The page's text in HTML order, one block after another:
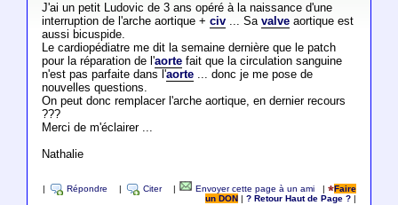
J'ai un petit Ludovic de 3 ans opéré à la naissance d'une
interruption de l'arche aortique + civ... Sa valveaortique est
aussi bicuspide.
Le cardiopédiatre me dit la semaine dernière que le patch
pour la réparation de l'aortefait que la circulation sanguine
n'est pas parfaite dans l'aorte... donc je me pose de
nouvelles questions.
On peut donc remplacer l'arche aortique, en dernier recours
???
Merci de m'éclairer ...
Nathalie
Répondre Citer Envoyer cette page à un ami |
Faire
un DON
|? Retour Haut de Page ?